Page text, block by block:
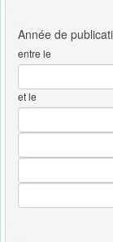
entre le
et le